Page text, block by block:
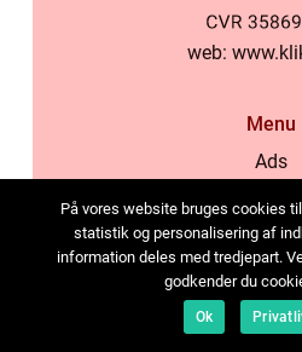
web:
Menu
Ads
På vores website bruges cookies
statistik og personalisering af
information deles med tredjepart.
godkender du
Ok